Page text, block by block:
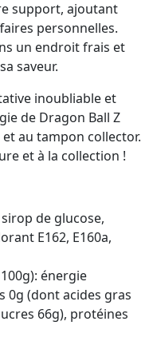
support, ajoutant
personnelles.
un endroit frais et
saveur.
inoubliable et
de Dragon Ball Z
au tampon collector.
et à la collection !
de glucose,
E162, E160a,
énergie
0g (dont acides gras
66g), protéines